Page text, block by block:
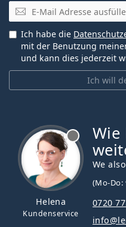
E-Mail
Ich will
Ich habe die
mit der Benutzung
und kann dies jederzeit
Helena
Kundenservice
We
(Mo-Do:
0720